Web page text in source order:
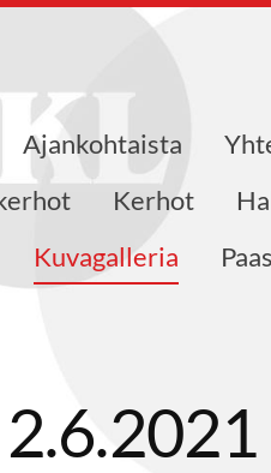
Ajankohtaista
Kerhot
Kuvagalleria